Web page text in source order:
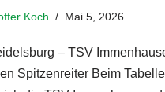
Koch Mai 5, 2026
– TSV
Spitzenreiter Beim